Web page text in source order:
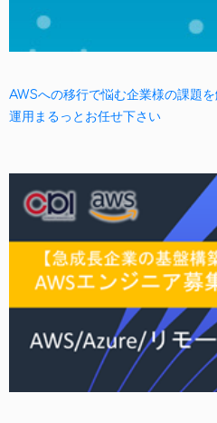
AWSへの移行で悩む企業様の課題
運用まるっとお任せ下さい